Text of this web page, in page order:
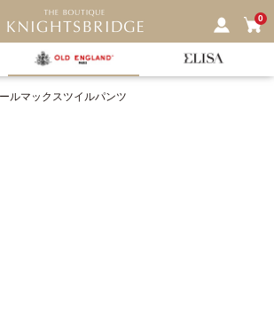
0
ルマックスツイルパンツ